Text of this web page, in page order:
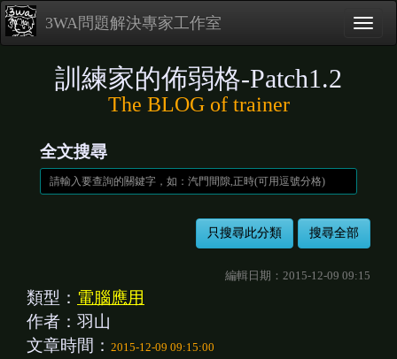
3WA問題解決專家工作室
訓練家的佈弱格-Patch1.2
The BLOG of trainer
全文搜尋
編輯日期：2015-12-09 09:15
類型： 電腦應用
作者：羽山
文章時間： 2015-12-09 09:15:00